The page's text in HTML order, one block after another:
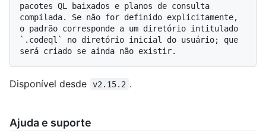
pacotes QL baixados e planos de consulta
compilada. Se não for definido explicitamente,
o padrão corresponde a um diretório intitulado
`.codeql` no diretório inicial do usuário; que
Disponível desde v2.15.2 .
Ajuda e suporte